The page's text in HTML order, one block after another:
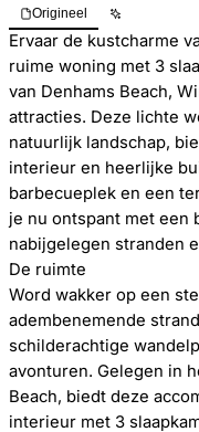
Origineel
Ervaar de kustcharme
ruime woning met 3
van Denhams Beach,
attracties. Deze lichte
natuurlijk landschap,
interieur en heerlijke
barbecueplek en een
je nu ontspant met een
nabijgelegen stranden
De ruimte
Word wakker op een
adembenemende
schilderachtige
avonturen. Gelegen in
Beach, biedt deze
interieur met 3